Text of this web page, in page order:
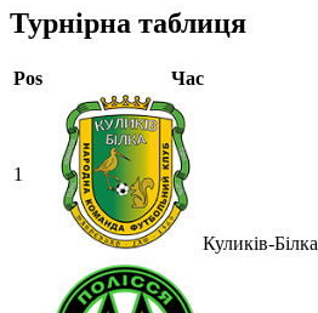
Турнірна таблиця
Pos Час
1
Куликів-Білка